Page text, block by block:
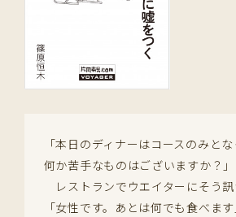
「本日のディナーはコースのみとな
何か苦手なものはございますか？」
レストランでウエイターにそう訊
「女性です。あとは何でも食べます